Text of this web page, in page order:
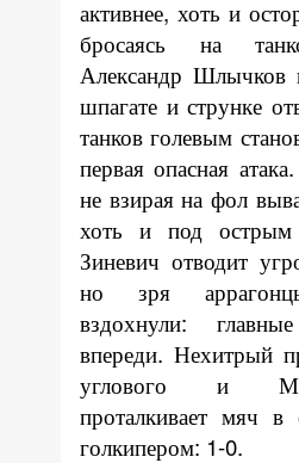
активнее, хоть и
бросаясь на
Александр Шлычков
шпагате и струнке
танков голевым
первая опасная
не взирая на фол
хоть и под
Зиневич отводит
но зря
вздохнули:
впереди. Нехитрый
углового и
проталкивает мяч в
голкипером: 1-0.